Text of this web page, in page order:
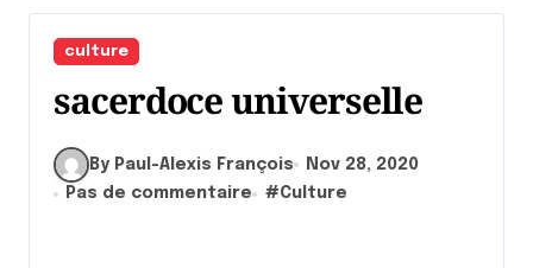
culture
sacerdoce universelle
By Paul-Alexis François
Nov 28, 2020
Pas de commentaire
#Culture